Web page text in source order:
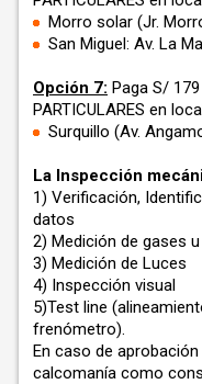
Morro solar (Jr.
San Miguel: Av. La
Opción 7: Paga S/
PARTICULARES en
Surquillo (Av.
La Inspección
1) Verificación,
datos
2) Medición de gases
3) Medición de Luces
4) Inspección visual
5)Test line
frenómetro).
En caso de
calcomanía como